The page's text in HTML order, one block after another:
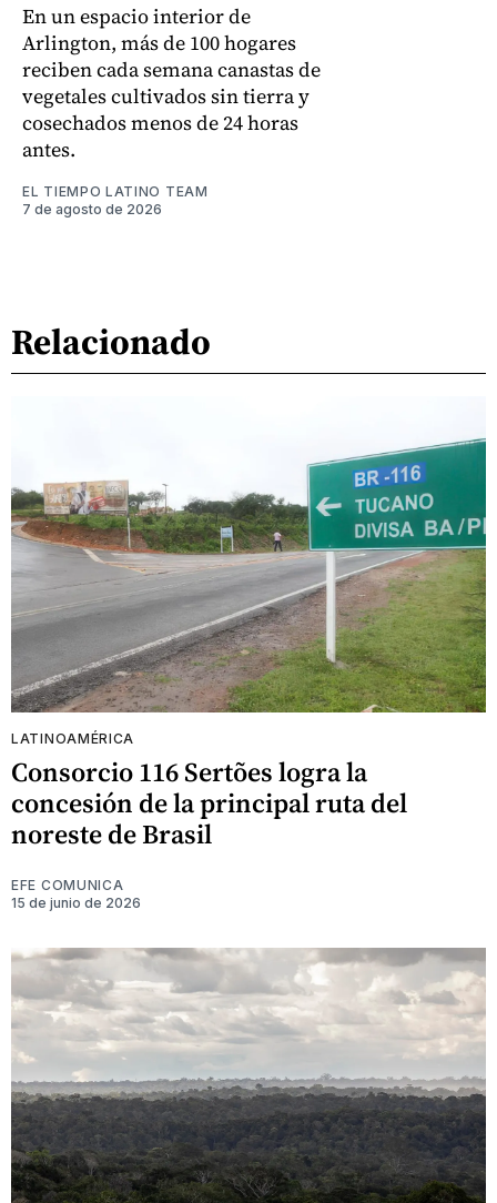
En un espacio interior de
Arlington, más de 100 hogares
reciben cada semana canastas de
vegetales cultivados sin tierra y
cosechados menos de 24 horas
antes.
EL TIEMPO LATINO TEAM
7 de agosto de 2026
Relacionado
LATINOAMÉRICA
Consorcio 116 Sertões logra la
concesión de la principal ruta del
noreste de Brasil
EFE COMUNICA
15 de junio de 2026